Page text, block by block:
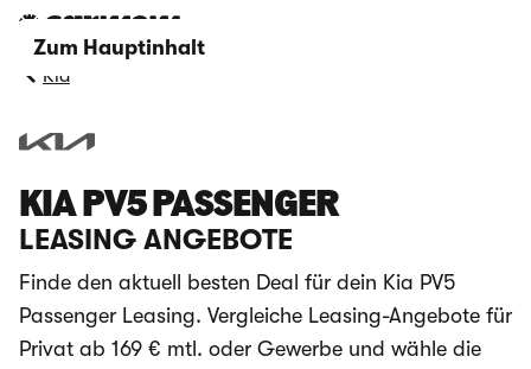
Zum Hauptinhalt
Kia
KIA PV5 PASSENGER
LEASING ANGEBOTE
Finde den aktuell besten Deal für dein Kia PV5
Passenger Leasing. Vergleiche Leasing-Angebote für
Privat ab 169 € mtl. oder Gewerbe und wähle die